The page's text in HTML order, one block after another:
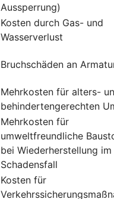
Aussperrung)
Kosten durch Gas- und
Wasserverlust
Bruchschäden an
Mehrkosten für alters-
behindertengerechten
Mehrkosten für
umweltfreundliche
bei Wiederherstellung im
Schadensfall
Kosten für